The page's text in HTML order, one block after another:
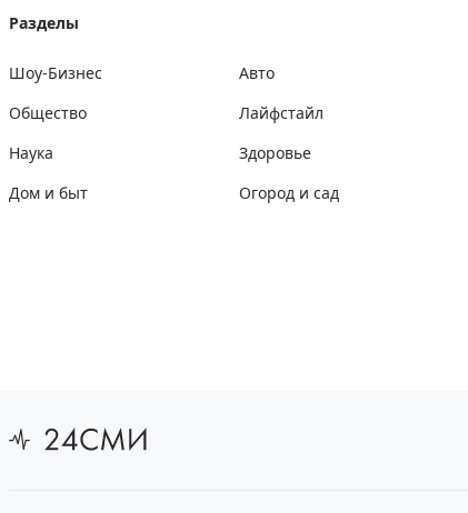
Разделы
Шоу-Бизнес
Общество
Наука
Дом и быт
Авто
Лайфстайл
Здоровье
Огород и сад